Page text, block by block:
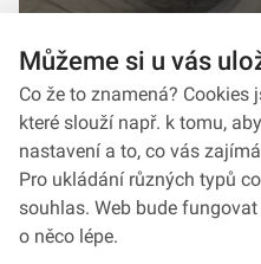
Můžeme si u vás
Co že to znamená? Cookies
které slouží např. k tomu,
nastavení a to, co vás
Pro ukládání různých typů
souhlas. Web bude
o něco lépe.